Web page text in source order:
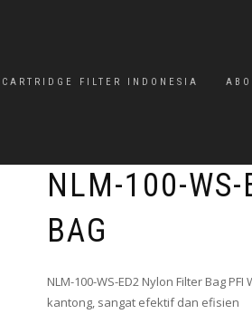
CARTRIDGE FILTER INDONESIA
NLM-100-WS-
BAG
NLM-100-WS-ED2 Nylon Filter Bag
kantong, sangat efektif dan efisien